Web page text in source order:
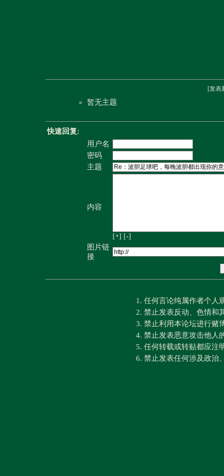
[发表
暂无主题
快速回复:
用户名
密码
主题
内容
[+] [-]
图片链
接
1. 任何言论纯属作者个人
2. 禁止发表反动、色情和
3. 禁止利用本论坛进行赌
4. 禁止发表恶意攻击他人
5. 任何转载或转贴都应注
6. 禁止发表任何涉及政治